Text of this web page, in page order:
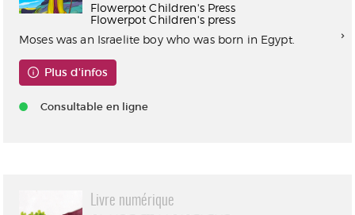
Flowerpot Children's Press
Flowerpot Children's press
Moses was an Israelite boy who was born in Egypt.
Plus d'infos
Consultable en ligne
Livre numérique